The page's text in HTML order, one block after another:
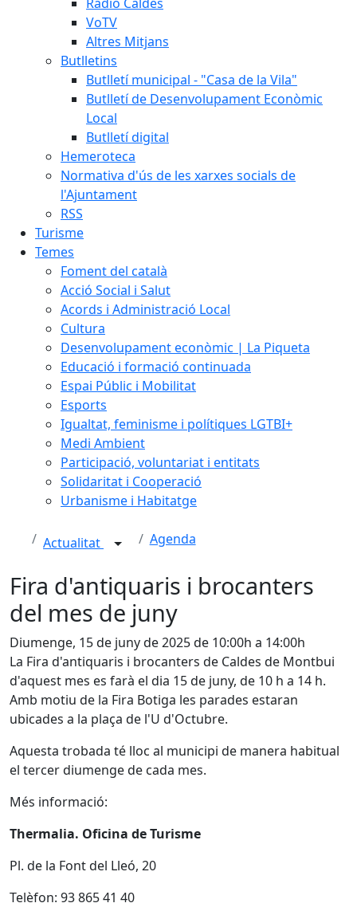
VoTV
Altres Mitjans
Butlletins
Butlletí municipal - "Casa de la Vila"
Butlletí de Desenvolupament Econòmic
Local
Butlletí digital
Hemeroteca
Normativa d'ús de les xarxes socials de
l'Ajuntament
RSS
Turisme
Temes
Foment del català
Acció Social i Salut
Acords i Administració Local
Cultura
Desenvolupament econòmic | La Piqueta
Educació i formació continuada
Espai Públic i Mobilitat
Esports
Igualtat, feminisme i polítiques LGTBI+
Medi Ambient
Participació, voluntariat i entitats
Solidaritat i Cooperació
Urbanisme i Habitatge
Actualitat Agenda
Fira d'antiquaris i brocanters
del mes de juny
Diumenge, 15 de juny de 2025 de 10:00h a 14:00h
La Fira d'antiquaris i brocanters de Caldes de Montbui
d'aquest mes es farà el dia 15 de juny, de 10 h a 14 h.
Amb motiu de la Fira Botiga les parades estaran
ubicades a la plaça de l'U d'Octubre.
Aquesta trobada té lloc al municipi de manera habitual
el tercer diumenge de cada mes.
Més informació:
Thermalia. Oficina de Turisme
Pl. de la Font del Lleó, 20
Telèfon: 93 865 41 40